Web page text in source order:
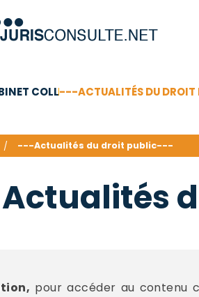
COLL---ACTUALITÉS DU
---Actualités du droit public---
pour accéder au contenu